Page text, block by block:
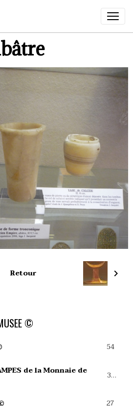
Retour
©
54
de la Monnaie de
39
27